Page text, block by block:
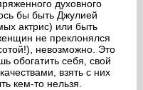
духовного
бы быть Джулией
актрис) или быть
не преклонялся
невозможно. Это
обогатить себя, свой
взять с них
кем-то нельзя.